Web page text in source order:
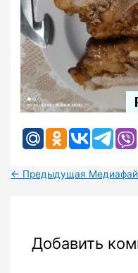
← Предыдущая
Добавить